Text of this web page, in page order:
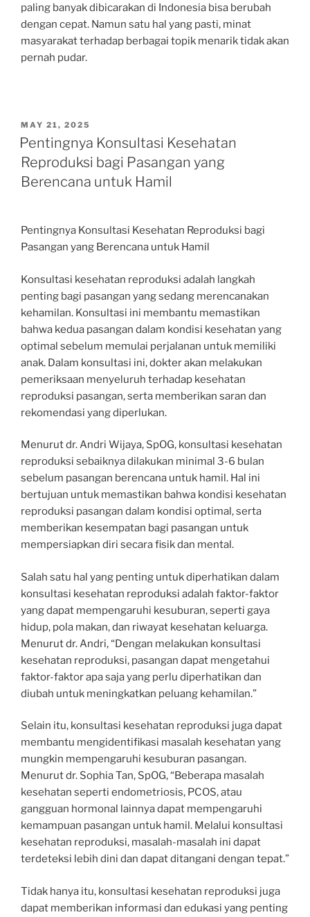
paling banyak dibicarakan di Indonesia bisa berubah
dengan cepat. Namun satu hal yang pasti, minat
masyarakat terhadap berbagai topik menarik tidak akan
pernah pudar.
POSTED
ON
MAY 21, 2025
Pentingnya Konsultasi Kesehatan
Reproduksi bagi Pasangan yang
Berencana untuk Hamil
Pentingnya Konsultasi Kesehatan Reproduksi bagi
Pasangan yang Berencana untuk Hamil
Konsultasi kesehatan reproduksi adalah langkah
penting bagi pasangan yang sedang merencanakan
kehamilan. Konsultasi ini membantu memastikan
bahwa kedua pasangan dalam kondisi kesehatan yang
optimal sebelum memulai perjalanan untuk memiliki
anak. Dalam konsultasi ini, dokter akan melakukan
pemeriksaan menyeluruh terhadap kesehatan
reproduksi pasangan, serta memberikan saran dan
rekomendasi yang diperlukan.
Menurut dr. Andri Wijaya, SpOG, konsultasi kesehatan
reproduksi sebaiknya dilakukan minimal 3-6 bulan
sebelum pasangan berencana untuk hamil. Hal ini
bertujuan untuk memastikan bahwa kondisi kesehatan
reproduksi pasangan dalam kondisi optimal, serta
memberikan kesempatan bagi pasangan untuk
mempersiapkan diri secara fisik dan mental.
Salah satu hal yang penting untuk diperhatikan dalam
konsultasi kesehatan reproduksi adalah faktor-faktor
yang dapat mempengaruhi kesuburan, seperti gaya
hidup, pola makan, dan riwayat kesehatan keluarga.
Menurut dr. Andri, “Dengan melakukan konsultasi
kesehatan reproduksi, pasangan dapat mengetahui
faktor-faktor apa saja yang perlu diperhatikan dan
diubah untuk meningkatkan peluang kehamilan.”
Selain itu, konsultasi kesehatan reproduksi juga dapat
membantu mengidentifikasi masalah kesehatan yang
mungkin mempengaruhi kesuburan pasangan.
Menurut dr. Sophia Tan, SpOG, “Beberapa masalah
kesehatan seperti endometriosis, PCOS, atau
gangguan hormonal lainnya dapat mempengaruhi
kemampuan pasangan untuk hamil. Melalui konsultasi
kesehatan reproduksi, masalah-masalah ini dapat
terdeteksi lebih dini dan dapat ditangani dengan tepat.”
Tidak hanya itu, konsultasi kesehatan reproduksi juga
dapat memberikan informasi dan edukasi yang penting